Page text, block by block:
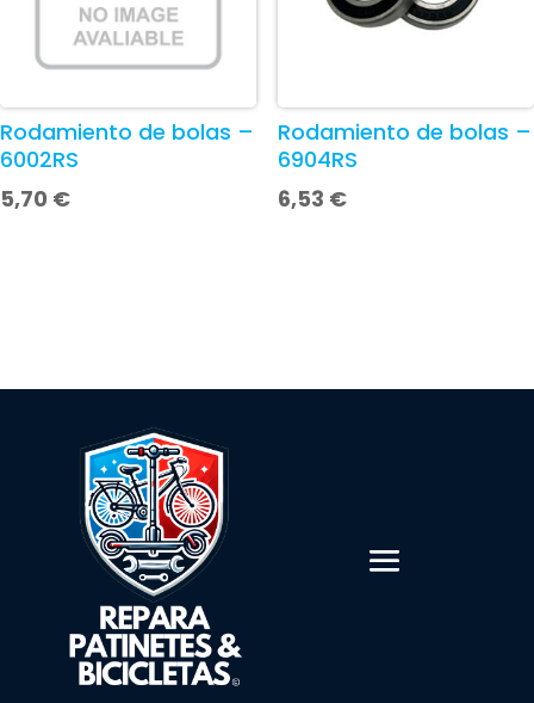
Rodamiento de bolas –
6002RS
5,70 €
Rodamiento de bolas –
6904RS
6,53 €